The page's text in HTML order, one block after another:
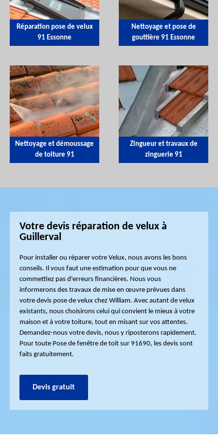
Réparation pose de velux
91 Essonne
Nettoyage et pose de
gouttière 91 Essonne
Nettoyage et démoussage
de toiture 91
Zingueur et travaux de
zinguerie 91
Votre devis réparation de velux à
Guillerval
Pour installer ou réparer votre Velux, nous avons les bons
conseils. Il vous faut une estimation pour que vous ne
commettiez pas d'erreurs financières. Nous vous
informerons des travaux de mise en œuvre prévues dans
votre devis pose de velux chez William. Avec autant de velux
existants, nous choisirons celui qui convient le mieux à votre
maison et à votre toiture, tout en misant sur vos attentes.
Demandez-nous votre devis, nous y riposterons rapidement.
Pour toute Pose de fenêtre de toit sur 91690, les devis sont
faits gratuitement.
Devis gratuit